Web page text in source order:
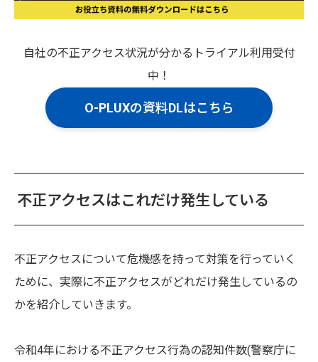
自社の不正アクセス状況が分かるトライアル利用受付
中！
O-PLUXの資料DLはこちら
不正アクセスはこれだけ発生している
不正アクセスについて危機感を持って対策を行っていく
ために、実際に不正アクセスがどれだけ発生しているの
かを紹介していきます。
令和4年における不正アクセス行為の認知件数(警察庁に